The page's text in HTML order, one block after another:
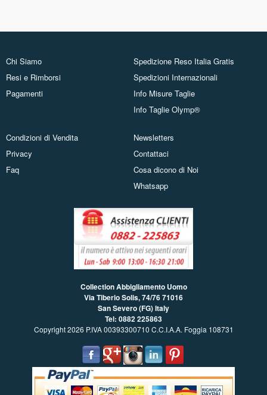
Chi Siamo
Resi e Rimborsi
Pagamenti
Spedizione Reso Italia Gratis
Spedizioni Internazionali
Info Misure Taglie
Info Taglie Olymp®
Condizioni di Vendita
Privacy
Faq
Newsletters
Contattaci
Cosa dicono di Noi
Whatsapp
Collection Abbigliamento Uomo
Via Tiberio Solis, 74/7671016
San Severo (FG) Italy
Tel: 0882 225863
Copyright 2026 P.IVA 00393300710 C.C.I.A.A. Foggia 108731